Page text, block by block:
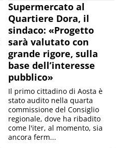
Supermercato al
Quartiere Dora, il
sindaco: «Progetto
sarà valutato con
grande rigore, sulla
base dell’interesse
pubblico»
Il primo cittadino di Aosta è
stato audito nella quarta
commissione del Consiglio
regionale, dove ha ribadito
come l'iter, al momento, sia
ancora ferm...